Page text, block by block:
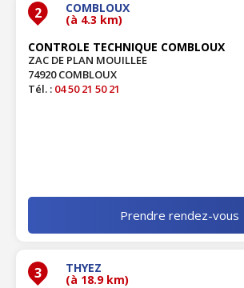
2 COMBLOUX
(à 4.3 km)
CONTROLE TECHNIQUE COMBLOUX
ZAC DE PLAN MOUILLEE
74920 COMBLOUX
Tél. : 04 50 21 50 21
Prendre rendez-vous
3 THYEZ
(à 18.9 km)